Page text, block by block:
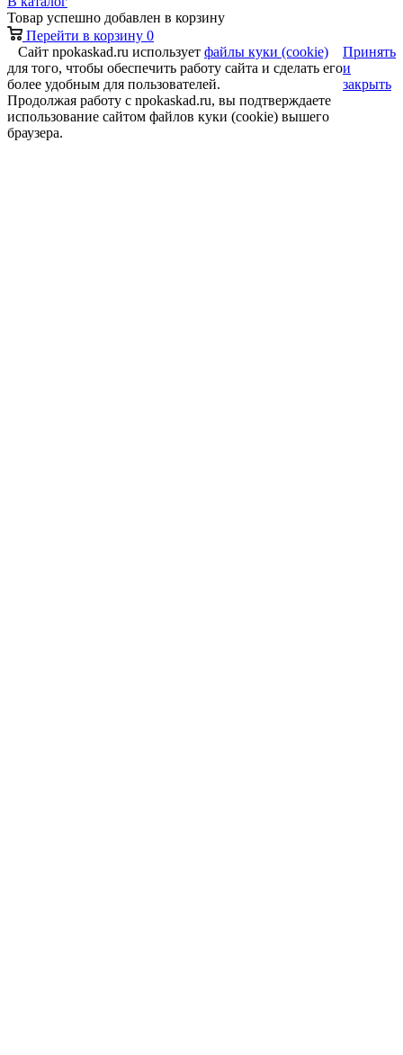
Товар успешно добавлен в корзину
Перейти в корзину 0
Сайт npokaskad.ru использует файлы куки (cookie)
для того, чтобы обеспечить работу сайта и сделать его
более удобным для пользователей.
Продолжая работу с npokaskad.ru, вы подтверждаете
использование сайтом файлов куки (cookie) вышего
браузера.
Принять
и
закрыть